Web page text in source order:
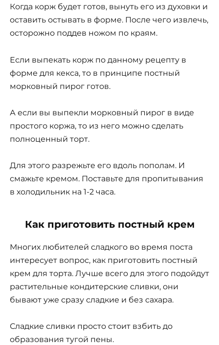
Когда корж будет готов, вынуть его из духовки и
оставить остывать в форме. После чего извлечь,
осторожно поддев ножом по краям.
Если выпекать корж по данному рецепту в
форме для кекса, то в принципе постный
морковный пирог готов.
А если вы выпекли морковный пирог в виде
простого коржа, то из него можно сделать
полноценный торт.
Для этого разрежьте его вдоль пополам. И
смажьте кремом. Поставьте для пропитывания
в холодильник на 1-2 часа.
Как приготовить постный крем
Многих любителей сладкого во время поста
интересует вопрос, как приготовить постный
крем для торта. Лучше всего для этого подойдут
растительные кондитерские сливки, они
бывают уже сразу сладкие и без сахара.
Сладкие сливки просто стоит взбить до
образования тугой пены.